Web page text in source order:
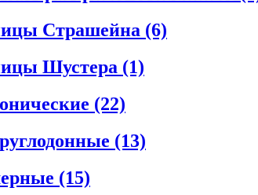
Страшейна (6)
Шустера (1)
(22)
(13)
(15)